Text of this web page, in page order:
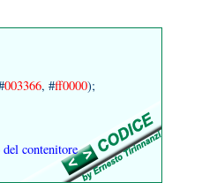
003366, #ff0000);
contenitore